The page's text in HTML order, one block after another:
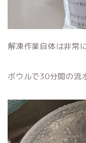
解凍作業自体は非常
ボウルで30分間の流